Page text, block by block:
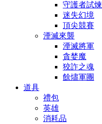
守護者試煉
迷失幻境
頂尖競賽
湮滅來襲
湮滅將軍
貪婪魔
狡詐之魂
餘燼軍團
道具
禮包
英雄
消耗品